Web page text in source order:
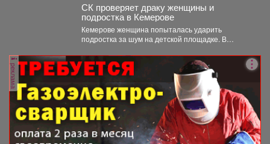
СК проверяет драку женщины и
подростка в Кемерове
Кемерове женщина попыталась ударить
подростка за шум на детской площадке. В
реклама